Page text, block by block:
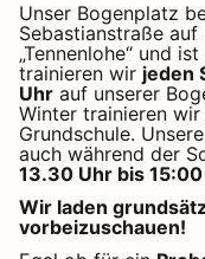
Unser Bogenplatz
Sebastianstraße
„Tennenlohe“ und
trainieren wir jeden
Uhr auf unserer
Winter trainieren wir
Grundschule.
auch während der
13.30 Uhr bis
Wir laden
vorbeizuschauen!